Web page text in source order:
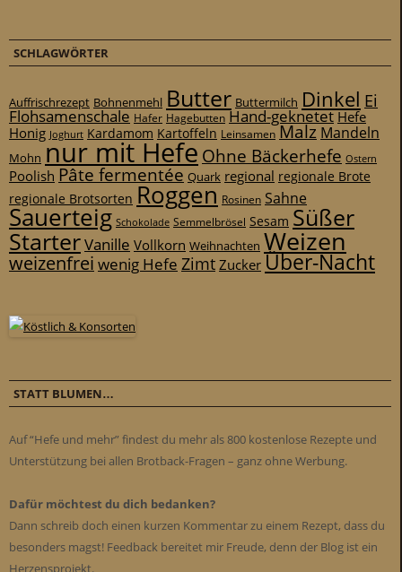
SCHLAGWÖRTER
Auffrischrezept Bohnenmehl Butter Buttermilch Dinkel Ei
Flohsamenschale Hafer Hagebutten Hand-geknetet Hefe
Honig Joghurt Kardamom Kartoffeln Leinsamen Malz Mandeln
Mohn nur mit Hefe Ohne Bäckerhefe Ostern
Poolish Pâte fermentée Quark regional regionale Brote
regionale Brotsorten Roggen Rosinen Sahne
Sauerteig Schokolade Semmelbrösel Sesam Süßer
StarterVanille Vollkorn Weihnachten Weizen
weizenfrei wenig Hefe ZimtZuckerÜber-Nacht
STATT BLUMEN…
Auf “Hefe und mehr” findest du mehr als 800 kostenlose Rezepte und
Unterstützung bei allen Brotback-Fragen – ganz ohne Werbung.
Dafür möchtest du dich bedanken?
Dann schreib doch einen kurzen Kommentar zu einem Rezept, dass du
besonders magst! Feedback bereitet mir Freude, denn der Blog ist ein